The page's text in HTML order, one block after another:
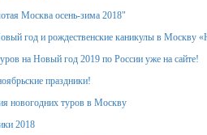
Москва осень-зима 2018"
год и рождественские каникулы в Москву
на Новый год 2019 по России уже на сайте!
праздники!
новогодних туров в Москву
2018